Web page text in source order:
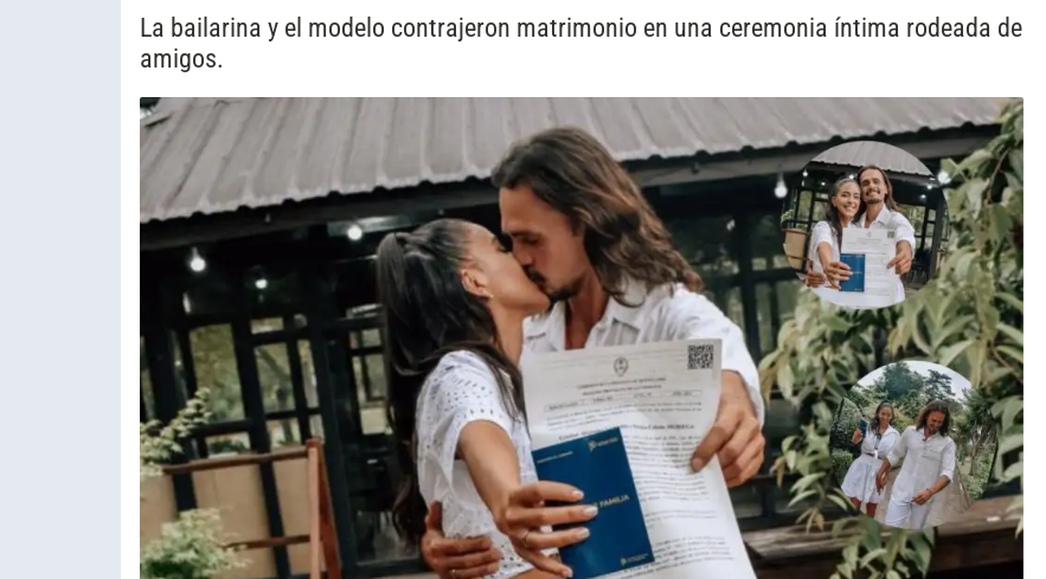
La bailarina y el modelo contrajeron matrimonio en una ceremonia íntima rodeada de
amigos.